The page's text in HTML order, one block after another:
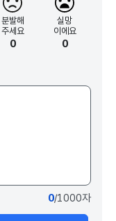
분발해
주세요
0
실망
이에요
0
0/1000자